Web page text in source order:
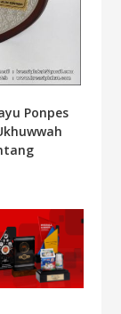
Ponpes